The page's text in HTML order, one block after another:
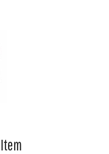
Item